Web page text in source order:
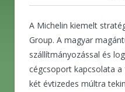
A Michelin kiemelt
Group. A magyar
szállítmányozással és
cégcsoport kapcsolata
két évtizedes múltra